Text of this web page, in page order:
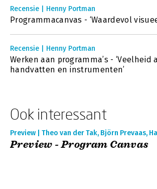
Recensie | Henny Portman
Programmacanvas - ‘Waardevol
Recensie | Henny Portman
Werken aan programma’s - ‘Veelheid
handvatten en instrumenten’
Ook interessant
Preview | Theo van der Tak, Björn Prevaas,
Preview - Program Canvas